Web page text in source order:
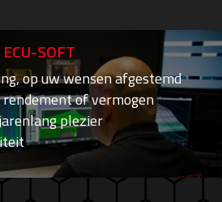
SOFT
op uw wensen afgestemd
of vermogen
plezier